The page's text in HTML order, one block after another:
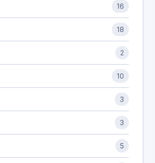
16
18
2
10
3
3
5